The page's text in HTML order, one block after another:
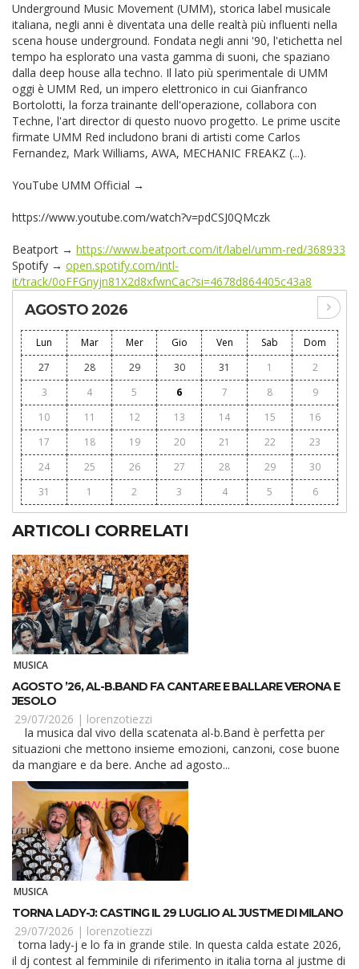
Underground Music Movement (UMM), storica label musicale
italiana, negli anni è diventata una delle realtà più influenti nella
scena house underground. Fondata negli anni '90, l'etichetta nel
tempo ha esplorato una vasta gamma di suoni, che spaziano
dalla deep house alla techno. Il lato più sperimentale di UMM
oggi è UMM Red, un impero elettronico in cui Gianfranco
Bortolotti, la forza trainante dell'operazione, collabora con
Techne, l'art director di questo nuovo progetto. Le prime uscite
firmate UMM Red includono brani di artisti come Carlos
Fernandez, Mark Williams, AWA, MECHANIC FREAKZ (...).
YouTube UMM Official →
https://www.youtube.com/watch?v=pdCSJ0QMczk
Beatport → https://www.beatport.com/it/label/umm-red/368933
Spotify → open.spotify.com/intl-
it/track/0oFFGnyjn81X2d8xfwnCac?si=4678d864405c43a8
AGOSTO 2026
Lun Mar Mer Gio Ven Sab
Dom
27
28 29 30 31 1
2
3
4 5 6 7 8
9
10
11 12 13 14 15
16
17
18 19 20 21 22
23
24
25 26 27 28 29
30
31
1 2 3 4 5 6
ARTICOLI CORRELATI
MUSICA
AGOSTO ’26, AL-B.BAND FA CANTARE E BALLARE VERONA E
JESOLO
29/07/2026 | lorenzotiezzi
situazioni che mettono insieme emozioni, canzoni, cose buone
da mangiare e da bere. Anche ad agosto...
MUSICA
TORNA LADY-J: CASTING IL 29 LUGLIO AL JUSTME DI MILANO
29/07/2026 | lorenzotiezzi
torna lady-j e lo fa in grande stile. In questa calda estate 2026,
il dj contest al femminile di riferimento in italia torna al justme di